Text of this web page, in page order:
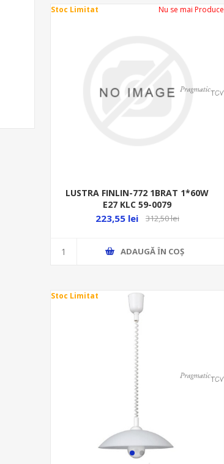
Stoc Limitat Nu se mai Produce
LUSTRA FINLIN-772 1BRAT 1*60W
E27 KLC 59-0079
223,55 lei 312,50 lei
ADAUGĂ ȊN COŞ
Stoc Limitat